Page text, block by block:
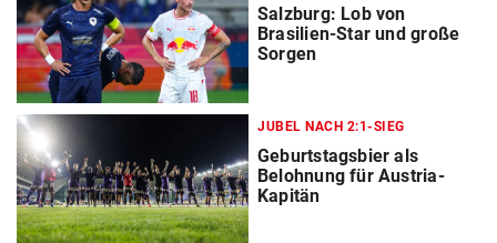
Salzburg: Lob von
Brasilien-Star und große
Sorgen
JUBEL NACH 2:1-SIEG
Geburtstagsbier als
Belohnung für Austria-
Kapitän